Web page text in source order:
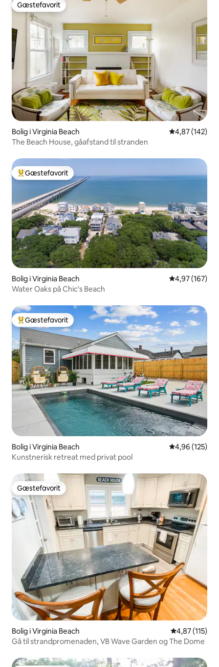
Gæstefavorit
Gæstefavorit
Bolig i Virginia Beach 4,87 ud af 5 i
4,87 (142)
The Beach House, gåafstand til stranden
Bedste gæstefavorit
Gæstefavorit
Bolig i Virginia Beach 4,97 ud af 5 i
4,97 (167)
Water Oaks på Chic's Beach
Bedste gæstefavorit
Gæstefavorit
Bolig i Virginia Beach 4,96 ud af 5 i
4,96 (125)
Kunstnerisk retreat med privat pool
Gæstefavorit
Gæstefavorit
Bolig i Virginia Beach 4,87 ud af 5 i
4,87 (115)
Gå til strandpromenaden, VB Wave Garden og The Dome